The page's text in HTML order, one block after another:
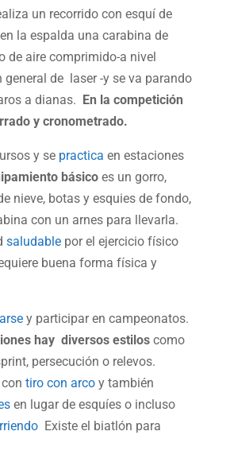
un recorrido con esquí de
la espalda una carabina de
de aire comprimido-a nivel
general de laser -y se va parando
a dianas.
En la competición
y cronometrado.
y se practica en estaciones
básicoes un gorro,
nieve, botas y esquies de fondo,
con un arnes para llevarla.
saludablepor el ejercicio físico
buena forma física y
y participar en campeonatos.
hay diversos estiloscomo
persecución o relevos.
tiro con arcoy también
en lugar de esquíes o incluso
Existe el biatlón para